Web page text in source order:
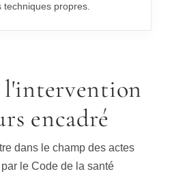
techniques propres.
l'intervention
encadré
dans le champ des actes
le Code de la santé